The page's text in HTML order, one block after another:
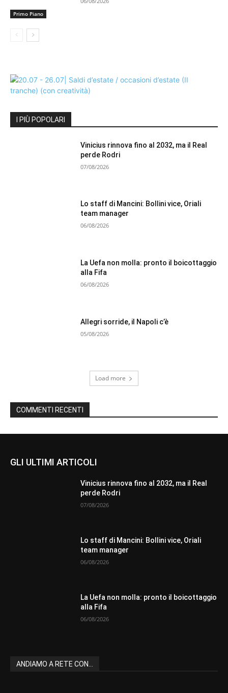
Primo Piano
I PIÙ POPOLARI
Vinicius rinnova fino al 2032, ma il Real
perde Rodri
07/08/2026
Lo staff di Mancini: Bollini vice, Oriali
team manager
06/08/2026
La Uefa non molla: pronto il boicottaggio
alla Fifa
06/08/2026
Allegri sorride, il Napoli c’è
05/08/2026
Load more
COMMENTI RECENTI
GLI ULTIMI ARTICOLI
Vinicius rinnova fino al 2032, ma il Real
perde Rodri
07/08/2026
Lo staff di Mancini: Bollini vice, Oriali
team manager
06/08/2026
La Uefa non molla: pronto il boicottaggio
alla Fifa
06/08/2026
ANDIAMO A RETE CON...